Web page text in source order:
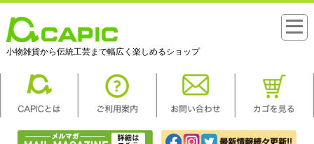
小物雑貨から伝統工芸まで幅広く楽しめるショップ